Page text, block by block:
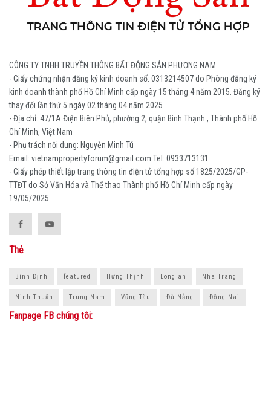
CÔNG TY TNHH TRUYỀN THÔNG BẤT ĐỘNG SẢN PHƯƠNG NAM
- Giấy chứng nhận đăng ký kinh doanh số: 0313214507 do Phòng đăng ký
kinh doanh thành phố Hồ Chí Minh cấp ngày 15 tháng 4 năm 2015. Đăng ký
thay đổi lần thứ 5 ngày 02 tháng 04 năm 2025
- Địa chỉ: 47/1A Điện Biên Phủ, phường 2, quận Bình Thạnh , Thành phố Hồ
Chí Minh, Việt Nam
- Phụ trách nội dung: Nguyễn Minh Tú
Email: vietnampropertyforum@gmail.com Tel: ‭0933713131
- Giấy phép thiết lập trang thông tin điện tử tổng hợp số 1825/2025/GP-
TTĐT do Sở Văn Hóa và Thể thao Thành phố Hồ Chí Minh cấp ngày
19/05/2025
Thẻ
Bình Định featured Hưng Thịnh Long an Nha Trang
Ninh Thuận Trung Nam Vũng Tàu Đà Nẵng Đồng Nai
Fanpage FB chúng tôi: